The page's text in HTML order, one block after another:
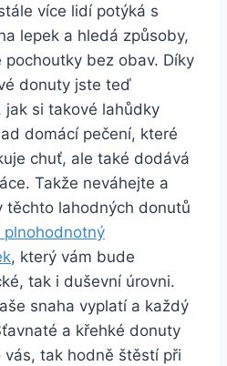
více lidí potýká s
lepek a hledá způsoby,
bez obav. Díky
donuty jste teď
si takové lahůdky
domácí pečení, které
chuť, ale také dodává
Takže neváhejte a
těchto lahodných donutů
plnohodnotný
, který vám bude
tak i duševní úrovni.
snaha vyplatí a každý
a křehké donuty
tak hodně štěstí při